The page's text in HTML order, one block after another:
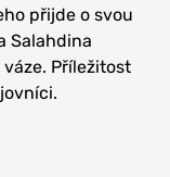
přijde o svou
Salahdina
Příležitost